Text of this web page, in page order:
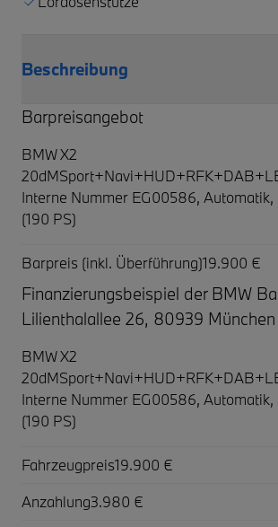
Beschreibung
Barpreisangebot
BMW X2
Interne Nummer EG00586, Automatik,
(190 PS)
Barpreis (inkl. Überführung)19.900 €
Finanzierungsbeispiel der BMW
Lilienthalallee 26, 80939 München
BMW X2
Interne Nummer EG00586, Automatik,
(190 PS)
Fahrzeugpreis19.900 €
Anzahlung3.980 €